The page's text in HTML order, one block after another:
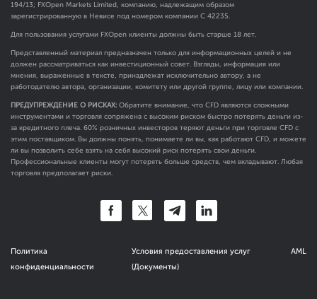
194/13; FXOpen Markets Limited, компанию, надлежащим образом
зарегистрированную в Невисе под номером компании C 42235.
Для пользования услугами FXOpen клиенты должны быть старше 18 лет.
Представленный материал предназначен только для информационных целей и не
должен рассматриваться как инвестиционный совет. Взгляды, информация или
мнения, выраженные в тексте, принадлежат исключительно автору, а не
работодателю автора, организации, комитету или другой группе, лицу или компании.
ПРЕДУПРЕЖДЕНИЕ О РИСКАХ: Обратите внимание, что CFD являются сложными
инструментами и торговля сопряжена с высоким риском быстро потерять деньги из-
за кредитного плеча. 60% розничных инвесторов теряют деньги при торговле CFD с
этим поставщиком. Вы должны понять, понимаете ли вы, как работают CFD, и можете
ли вы позволить себе взять на себя высокий риск потерять свои деньги.
Профессиональные клиенты могут потерять больше средств, чем вкладывают. Любая
торговля предполагает риски.
Политика
конфиденциальности
Условия предоставления услуг
(Документы)
AML